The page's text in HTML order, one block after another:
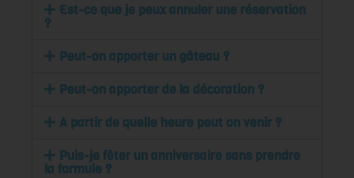
Est-ce que je peux annuler une réservation
?
Peut-on apporter un gâteau ?
Peut-on apporter de la décoration ?
A partir de quelle heure peut on venir ?
Puis-je fêter un anniversaire sans prendre
la formule ?